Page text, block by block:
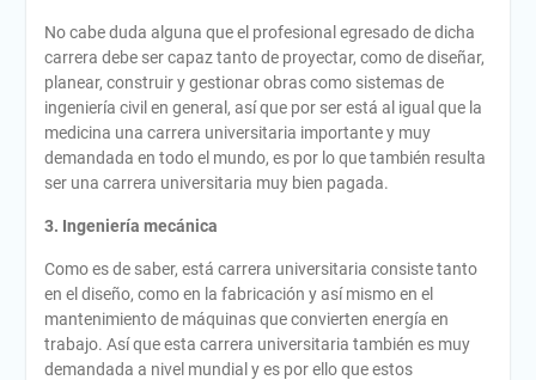
No cabe duda alguna que el profesional egresado de dicha
carrera debe ser capaz tanto de proyectar, como de diseñar,
planear, construir y gestionar obras como sistemas de
ingeniería civil en general, así que por ser está al igual que la
medicina una carrera universitaria importante y muy
demandada en todo el mundo, es por lo que también resulta
ser una carrera universitaria muy bien pagada.
3. Ingeniería mecánica
Como es de saber, está carrera universitaria consiste tanto
en el diseño, como en la fabricación y así mismo en el
mantenimiento de máquinas que convierten energía en
trabajo. Así que esta carrera universitaria también es muy
demandada a nivel mundial y es por ello que estos